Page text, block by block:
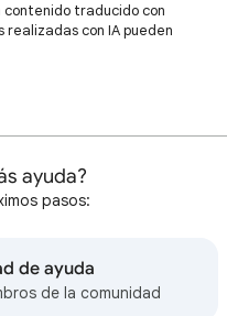
contenido traducido con
con IA pueden
ayuda?
pasos:
de ayuda
de la comunidad